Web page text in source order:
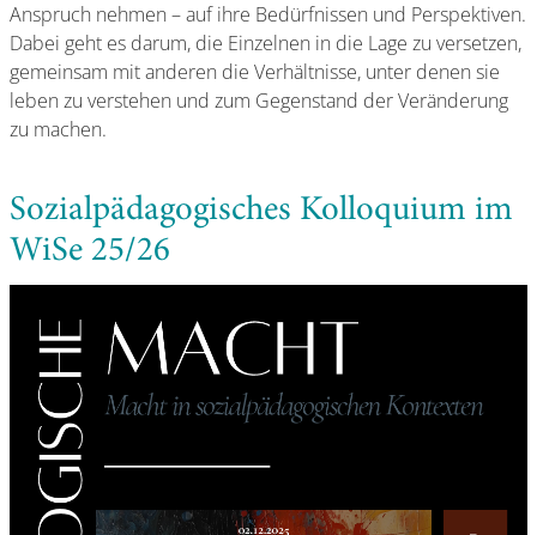
Anspruch nehmen – auf ihre Bedürfnissen und Perspektiven.
Dabei geht es darum, die Einzelnen in die Lage zu versetzen,
gemeinsam mit anderen die Verhältnisse, unter denen sie
leben zu verstehen und zum Gegenstand der Veränderung
zu machen.
Sozialpädagogisches Kolloquium im
WiSe 25/26